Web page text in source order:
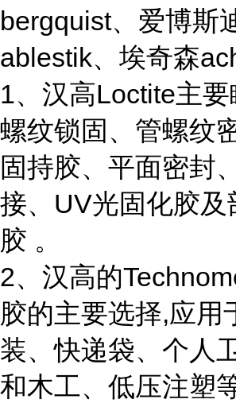
bergquist、爱博斯
ablestik、埃奇森
1、汉高Loctite主要
螺纹锁固、管螺纹
固持胶、平面密封
接、UV光固化胶及
胶 。
2、汉高的
胶的主要选择,应用
装、快递袋、个人
和木工、低压注塑